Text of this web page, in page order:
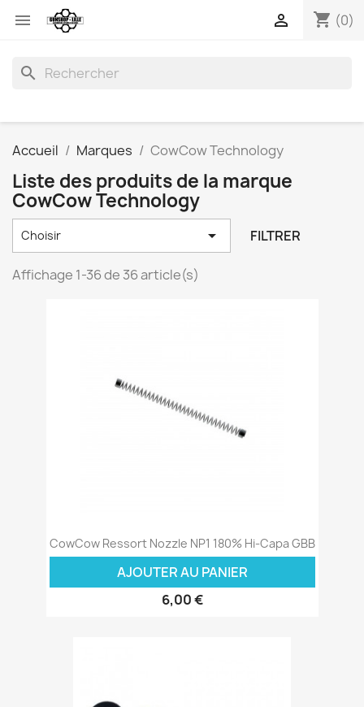
 shopping_cart (0)

search
Accueil Marques CowCow Technology
Liste des produits de la marque
CowCow Technology
Choisir  FILTRER
Affichage 1-36 de 36 article(s)
CowCow Ressort Nozzle NP1 180% Hi-Capa GBB
AJOUTER AU PANIER
6,00 €